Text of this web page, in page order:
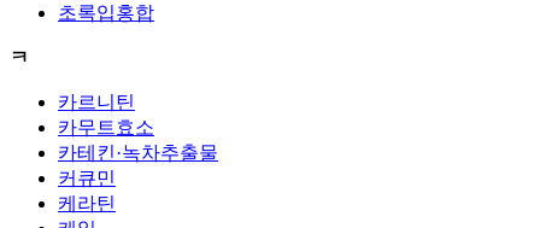
초록입홍합
ㅋ
카르니틴
카무트효소
카테킨·녹차추출물
커큐민
케라틴